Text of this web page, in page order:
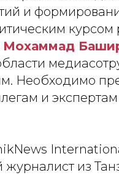
и
курсом
Мохаммад
Необходимо
и
из